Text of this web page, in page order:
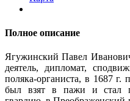
Полное описание
Ягужинский Павел
деятель, дипломат,
поляка-органиста, в 1687
был взят в пажи и стал